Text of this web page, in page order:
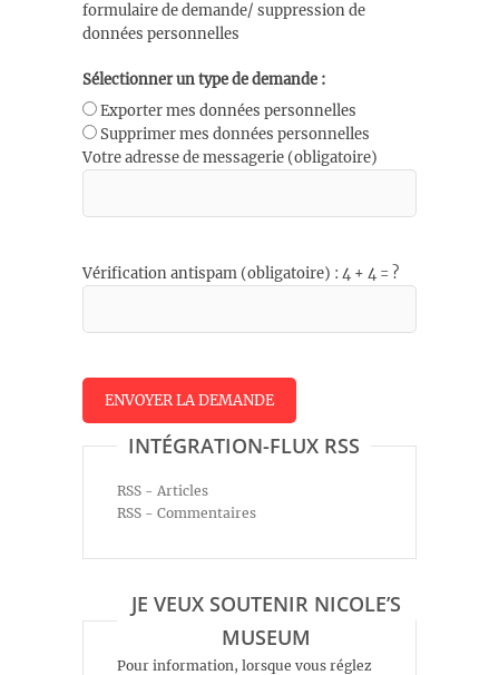
formulaire de demande/ suppression de
données personnelles
Sélectionner un type de demande :
Exporter mes données personnelles
Supprimer mes données personnelles
Votre adresse de messagerie (obligatoire)
Vérification antispam (obligatoire) : 4 + 4 = ?
INTÉGRATION-FLUX RSS
RSS - Articles
RSS - Commentaires
JE VEUX SOUTENIR NICOLE’S
MUSEUM
Pour information, lorsque vous réglez